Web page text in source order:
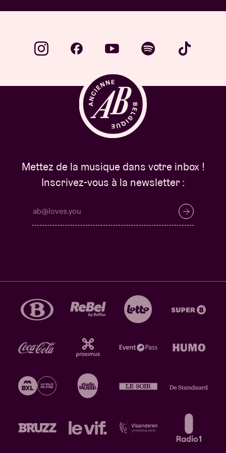
Mettez de la musique dans votre inbox !
Inscrivez-vous à la newsletter :